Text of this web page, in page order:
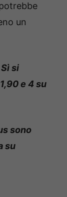
un
si
e 4 su
sono
su